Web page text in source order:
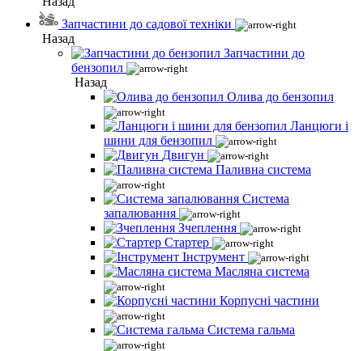
Запчастини до садової техніки
Назад
Запчастини до
бензопил
Назад
Олива до бензопил
Ланцюги і
шини для бензопил
Двигун
Паливна система
Система
запалювання
Зчеплення
Стартер
Інструмент
Масляна система
Корпусні частини
Система гальма